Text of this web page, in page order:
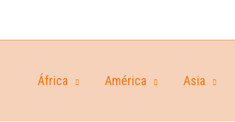
África América Asia